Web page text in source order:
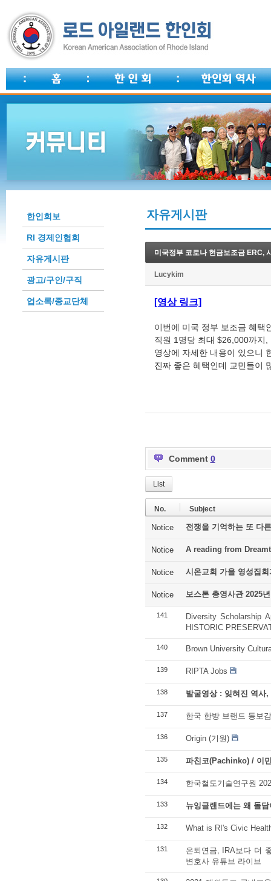
한인회보
RI 경제인협회
자유게시판
광고/구인/구직
업소록/종교단체
자유게시판
미국정부 코로나 현금보조금 ERC,
Lucykim
[영상 링크]
이번에 미국 정부 보조금 혜택
직원 1명당 최대 $26,000까지
영상에 자세한 내용이 있으니
진짜 좋은 혜택인데 교민들이
Comment 0
List
No. Subject
Notice 전쟁을 기억하는 또 다
Notice A reading from
Notice 시온교회 가을 영성집
Notice 보스톤 총영사관 2025
141
Diversity Scholarship
HISTORIC
140 Brown University
139 RIPTA Jobs
138 발굴영상 : 잊혀진 역사
137 한국 한방 브랜드 동보
136 Origin (기원)
135 파친코(Pachinko) / 이
134 한국철도기술연구원
133 뉴잉글랜드에는 왜 돌
132 What is RI's Civic
131
은퇴연금, IRA보다 더
변호사 유튜브 라이브